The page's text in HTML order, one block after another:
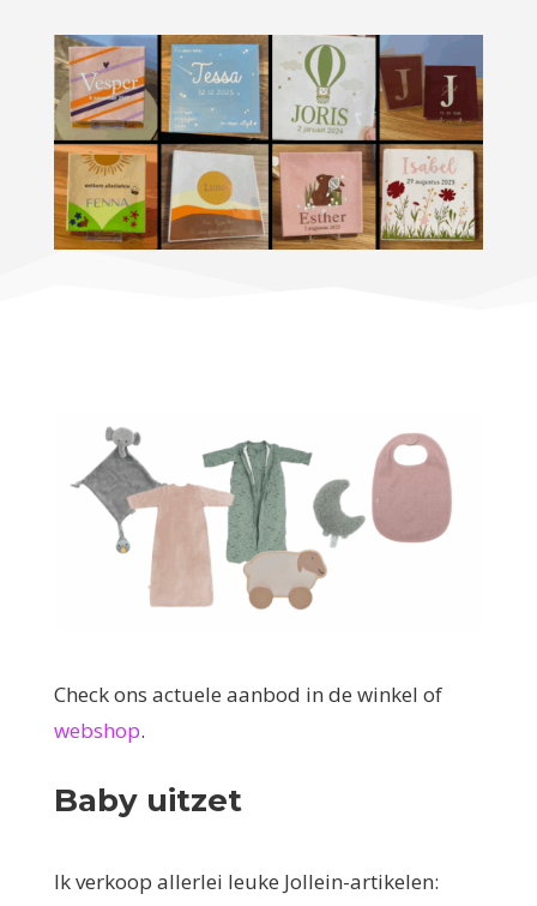
Check ons actuele aanbod in de winkel of
webshop.
Baby uitzet
Ik verkoop allerlei leuke Jollein-artikelen: